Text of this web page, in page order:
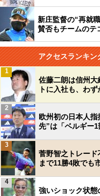
新庄監督の“再就
賛否もチームのテ
アクセスランキン
佐藤二朗は信州
トに入社も、わ
1
欧州初の日本人
先”は「ベルギー
2
菅野智之トレー
まで11勝4敗でも
3
強いショック状
4